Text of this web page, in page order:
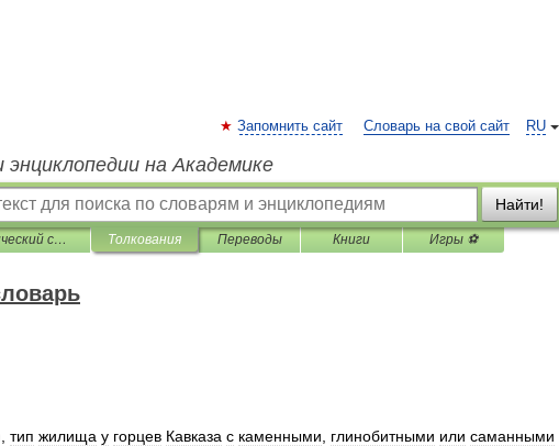
RU
Запомнить сайт Словарь на свой сайт
энциклопедии на Академике
Найти!
Этнографический словарь Толкования Переводы Книги Игры ⚽
тип жилища у горцев Кавказа с каменными глинобитными или саманными